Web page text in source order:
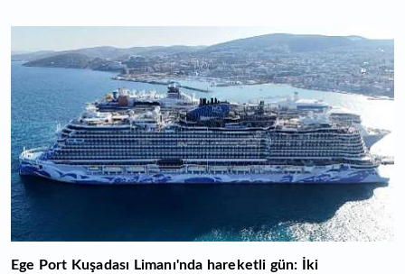
Ege Port Kuşadası Limanı'nda hareketli gün: İki